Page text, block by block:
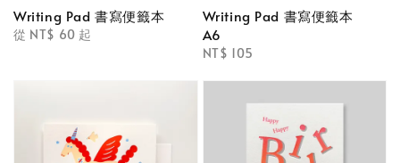
Writing Pad 書寫便籤本
Regular
從 NT$ 60 起
Writing Pad 書寫便籤本
A6
Regular
NT$ 105